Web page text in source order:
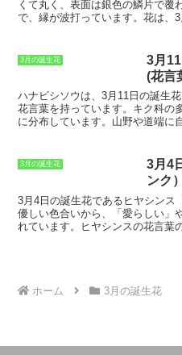
くて丸く、表面は銀色の鱗片で覆
で、縁が波打っています。花は、
ンテウムは、日当たりのよい場所
たらたっぷり与えます。肥料は、
リウム・ギガンテウムは、病気や
ガンテウムは、花壇や鉢植えに利
根と、長い花茎は、庭にインパク
アレンジメントに使用されます。
3月の誕生花
3月
(花言
ハナビシソウ は、3月11日の誕生
花言葉を持っています。キク科の
に分布しています。山野や道端に
似ています。しかし、ジョオンよ
徴です。ハナビシソウは、乾燥し
水やりは、土が乾いたらたっぷり
性化成肥料を与えます。ハナビシ
で、初心者にもおすすめです。
3月の誕生花
3月4
ンク
3月4日の誕生花であるヒヤシンス
優しい色合いから、「愛らしい」
れています。ヒヤシンスの花言葉
からヒヤシンスの花を咲かせました
ホーム 3月の誕生花